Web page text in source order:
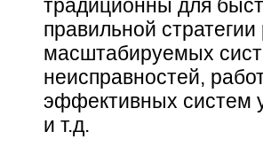
традиционны для
правильной
масштабируемых
неисправностей,
эффективных систем
и т.д.